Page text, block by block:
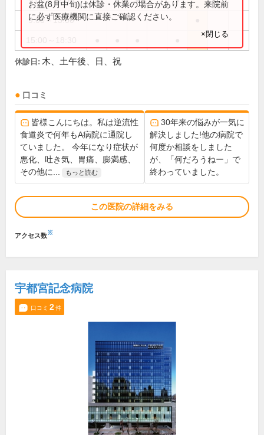
9:00～13:00
お盆(8月中旬)は休診・休業の場合があります。来院前
に必ず医療機関に直接ご確認ください。
×閉じる
休診日: 木、土午後、日、祝
口コミ
皆様こんにちは。私は逆流性
食道炎で何年もA病院に通院し
ていました。 今年になり症状が
悪化、吐き気、胃痛、膨満感、
その他に...
もっと読む
30年来の悩みが一気に
解決しました!他の病院で
何度か相談をしました
が、「何だろうねー」で
終わっていました。
この医院の詳細をみる
アクセス数※
宇都宮記念病院
口コミ 2件